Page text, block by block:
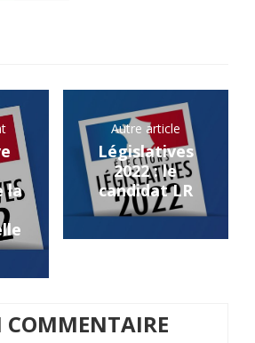
la
Autre article
Législatives
2022 : le
candidat LR
COMMENTAIRE